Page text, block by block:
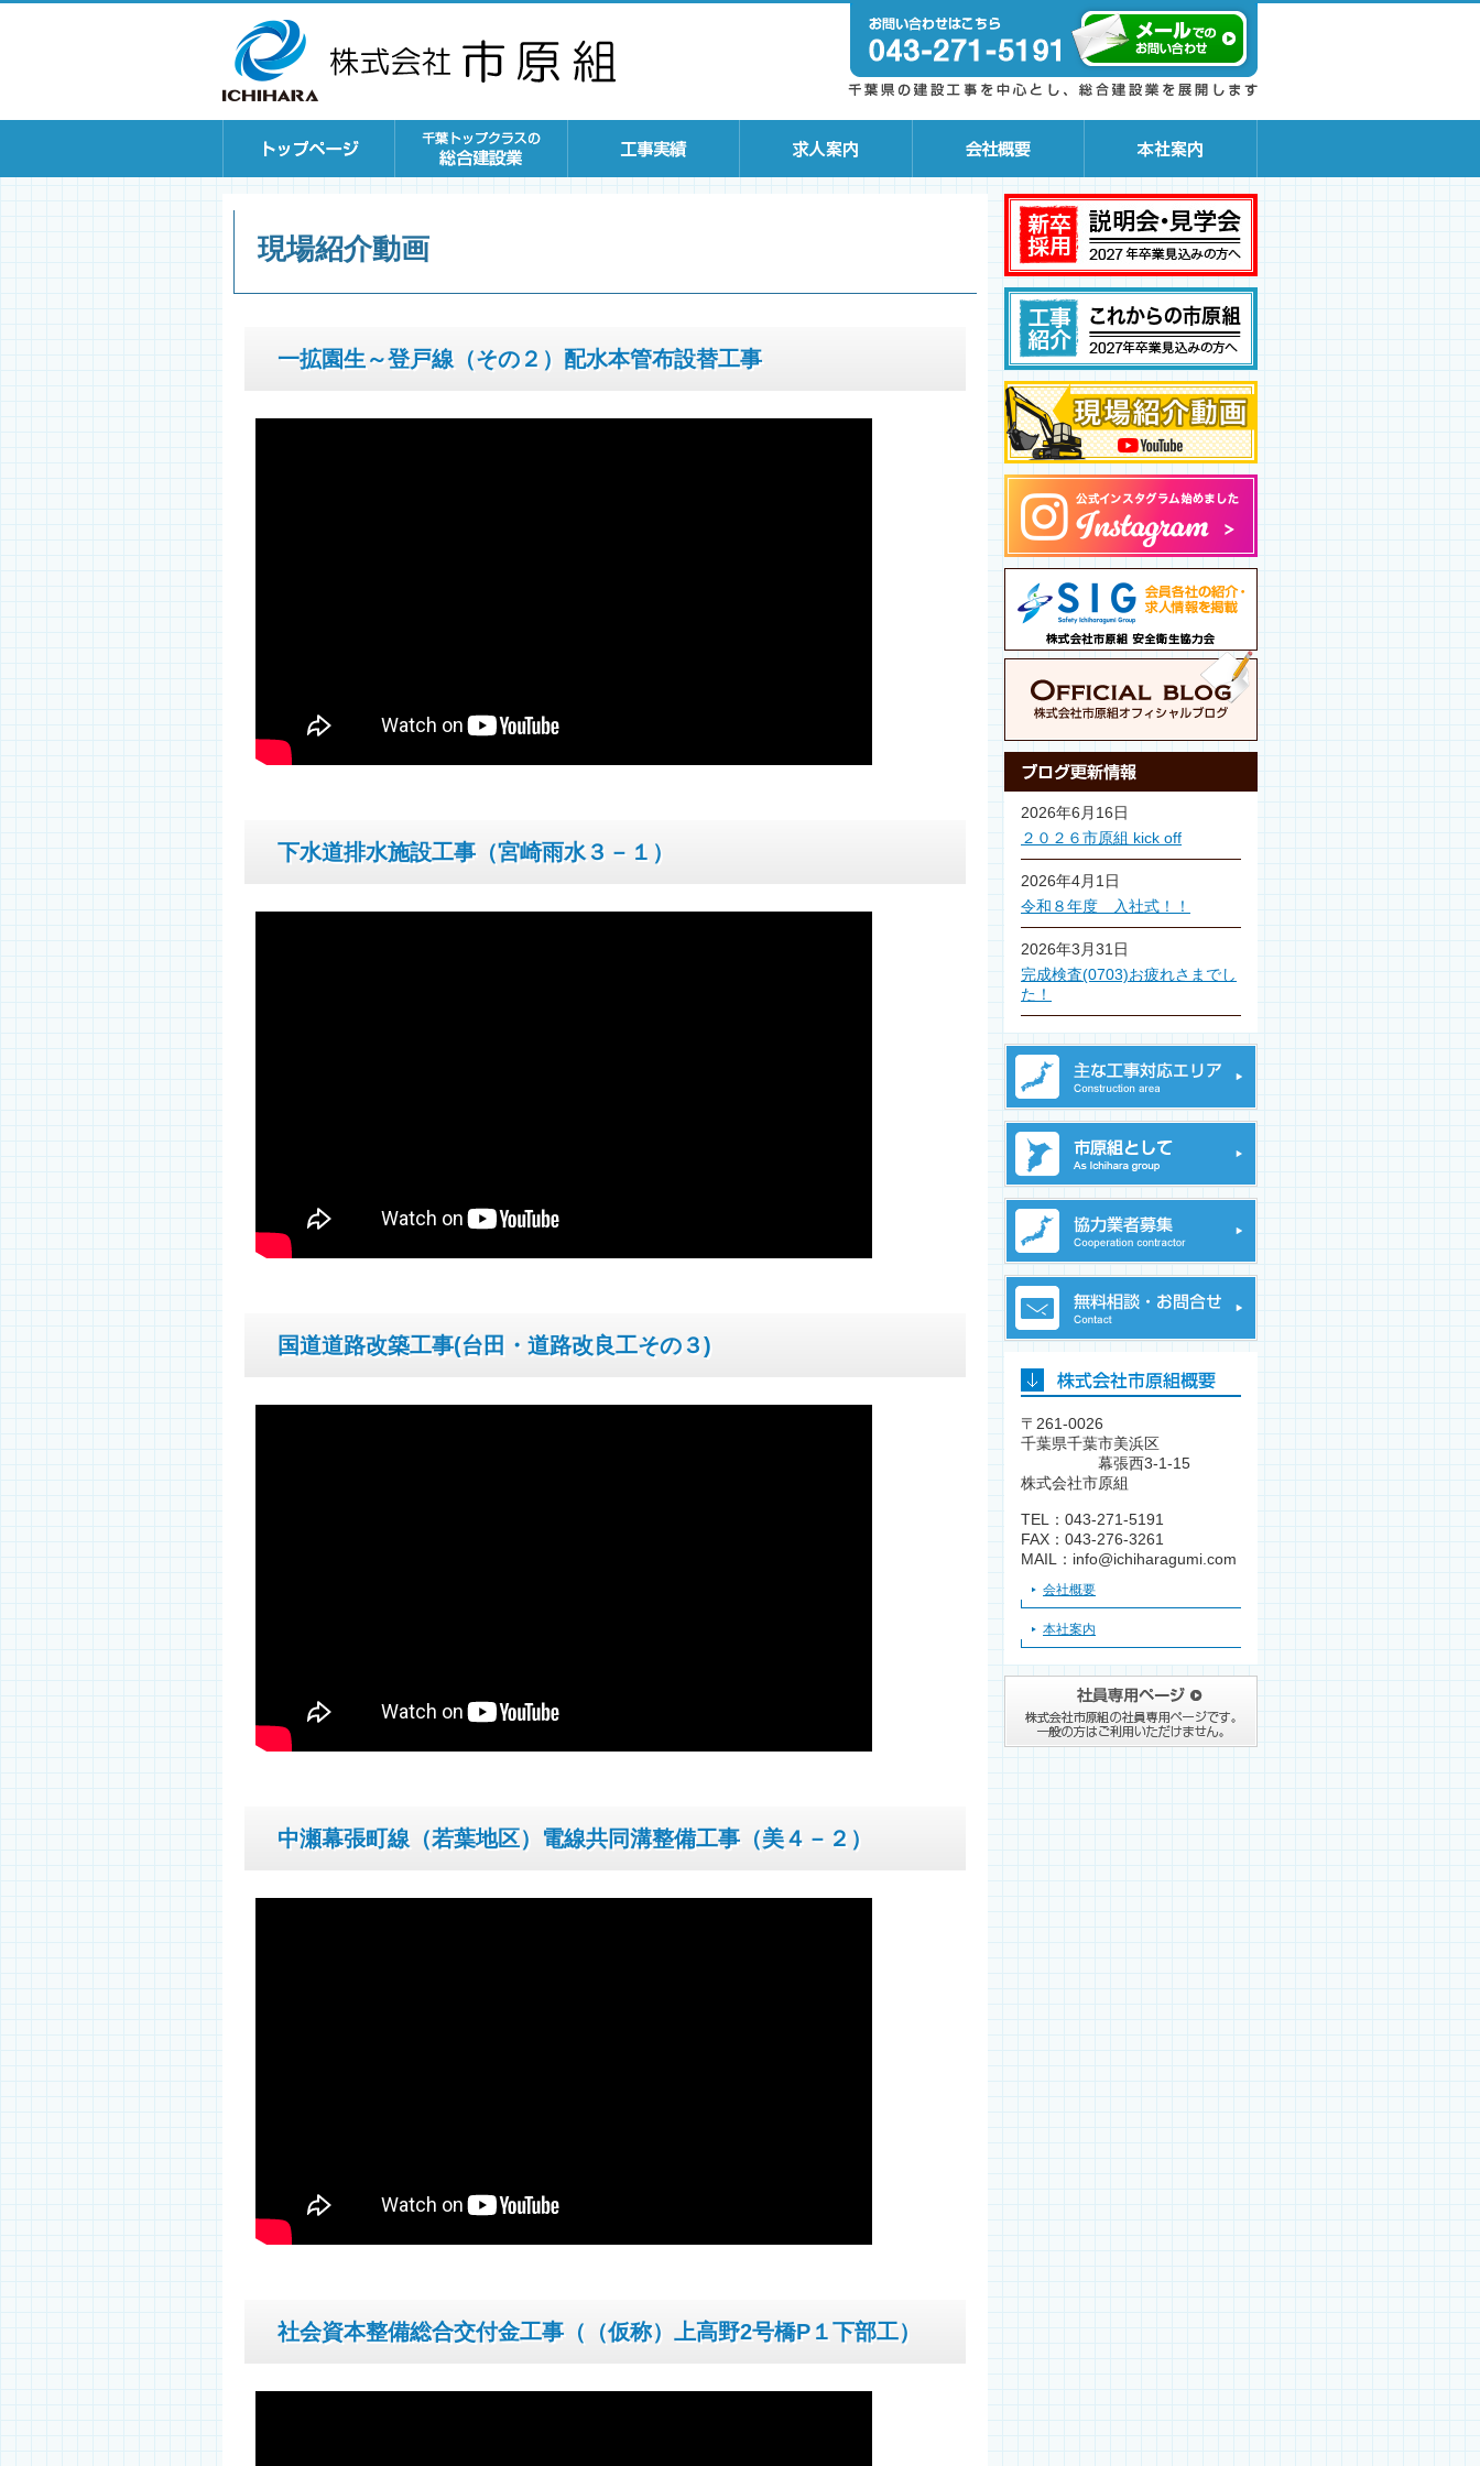
現場紹介動画
一拡園生～登戸線（その２）配水本管布設替工事
下水道排水施設工事（宮崎雨水３－１）
国道道路改築工事(台田・道路改良工その３)
中瀬幕張町線（若葉地区）電線共同溝整備工事（美４－２）
社会資本整備総合交付金工事（（仮称）上高野2号橋P１下部工）
2026年6月16日
２０２６市原組 kick off
2026年4月1日
令和８年度 入社式！！
2026年3月31日
完成検査(0703)お疲れさまでし
た！
〒261-0026
千葉県千葉市美浜区
幕張西3-1-15
株式会社市原組
TEL：043-271-5191
FAX：043-276-3261
MAIL：info@ichiharagumi.com
会社概要
本社案内